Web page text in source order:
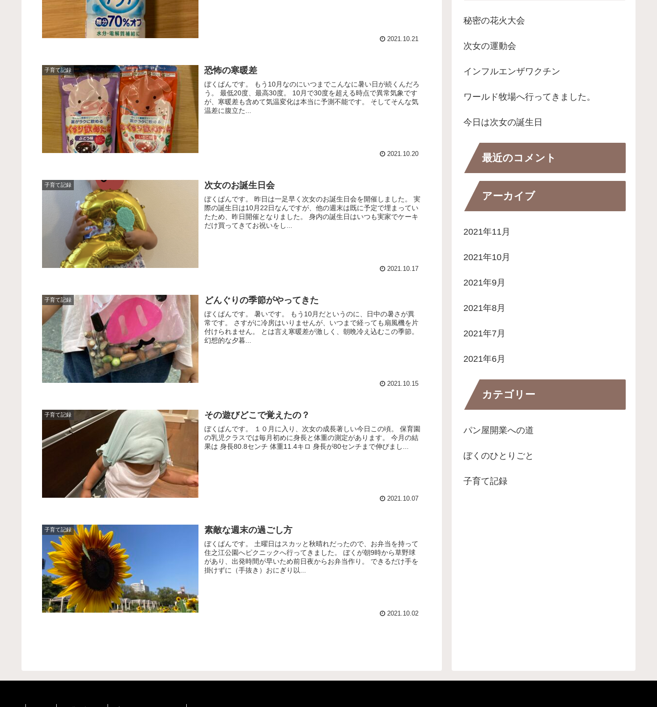
2021.10.21
子育て記録 恐怖の寒暖差
ぼくぱんです。 もう10月なのにいつまでこんなに暑い日が続くんだろ
う。 最低20度、最高30度。 10月で30度を超える時点で異常気象です
が、寒暖差も含めて気温変化は本当に予測不能です。 そしてそんな気
温差に腹立た...
2021.10.20
子育て記録 次女のお誕生日会
ぼくぱんです。 昨日は一足早く次女のお誕生日会を開催しました。 実
際の誕生日は10月22日なんですが、他の週末は既に予定で埋まってい
たため、昨日開催となりました。 身内の誕生日はいつも実家でケーキ
だけ買ってきてお祝いをし...
2021.10.17
子育て記録 どんぐりの季節がやってきた
ぼくぱんです。 暑いです。 もう10月だというのに、日中の暑さが異
常です。 さすがに冷房はいりませんが、いつまで経っても扇風機を片
付けられません。 とは言え寒暖差が激しく、朝晩冷え込むこの季節。
幻想的な夕暮...
2021.10.15
子育て記録 その遊びどこで覚えたの？
ぼくぱんです。 １０月に入り、次女の成長著しい今日この頃。 保育園
の乳児クラスでは毎月初めに身長と体重の測定があります。 今月の結
果は 身長80.8センチ 体重11.4キロ 身長が80センチまで伸びまし...
2021.10.07
子育て記録 素敵な週末の過ごし方
ぼくぱんです。 土曜日はスカッと秋晴れだったので、お弁当を持って
住之江公園へピクニックへ行ってきました。 ぼくが朝9時から草野球
があり、出発時間が早いため前日夜からお弁当作り。 できるだけ手を
掛けずに（手抜き）おにぎり以...
2021.10.02
秘密の花火大会
次女の運動会
インフルエンザワクチン
ワールド牧場へ行ってきました。
今日は次女の誕生日
最近のコメント
アーカイブ
2021年11月
2021年10月
2021年9月
2021年8月
2021年7月
2021年6月
カテゴリー
パン屋開業への道
ぼくのひとりごと
子育て記録